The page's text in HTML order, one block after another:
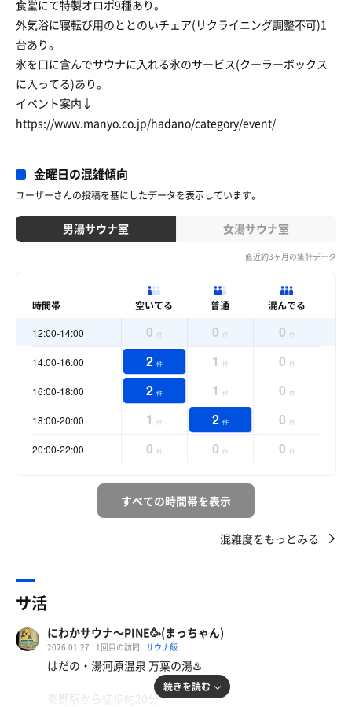
食堂にて特製オロポ9種あり。
外気浴に寝転び用のととのいチェア(リクライニング調整不可)1
台あり。
氷を口に含んでサウナに入れる氷のサービス(クーラーボックス
に入ってる)あり。
イベント案内↓
https://www.manyo.co.jp/hadano/category/event/
金曜日の混雑傾向
ユーザーさんの投稿を基にしたデータを表示しています。
男湯サウナ室 女湯サウナ室
直近約3ヶ月の集計データ
時間帯 空いてる 普通 混んでる
12:00-14:00 0 件 0 件 0 件
14:00-16:00 2 件 1 件 0 件
16:00-18:00 2 件 1 件 0 件
18:00-20:00 1 件 2 件 0 件
20:00-22:00 0 件 0 件 0 件
すべての時間帯を表示
混雑度をもっとみる
サ活
にわかサウナ〜PINE🥳(まっちゃん)
2026.01.27 1回目の訪問 サウナ飯
はだの・湯河原温泉 万葉の湯♨️
秦野駅から徒歩約20分🚶
続きを読む